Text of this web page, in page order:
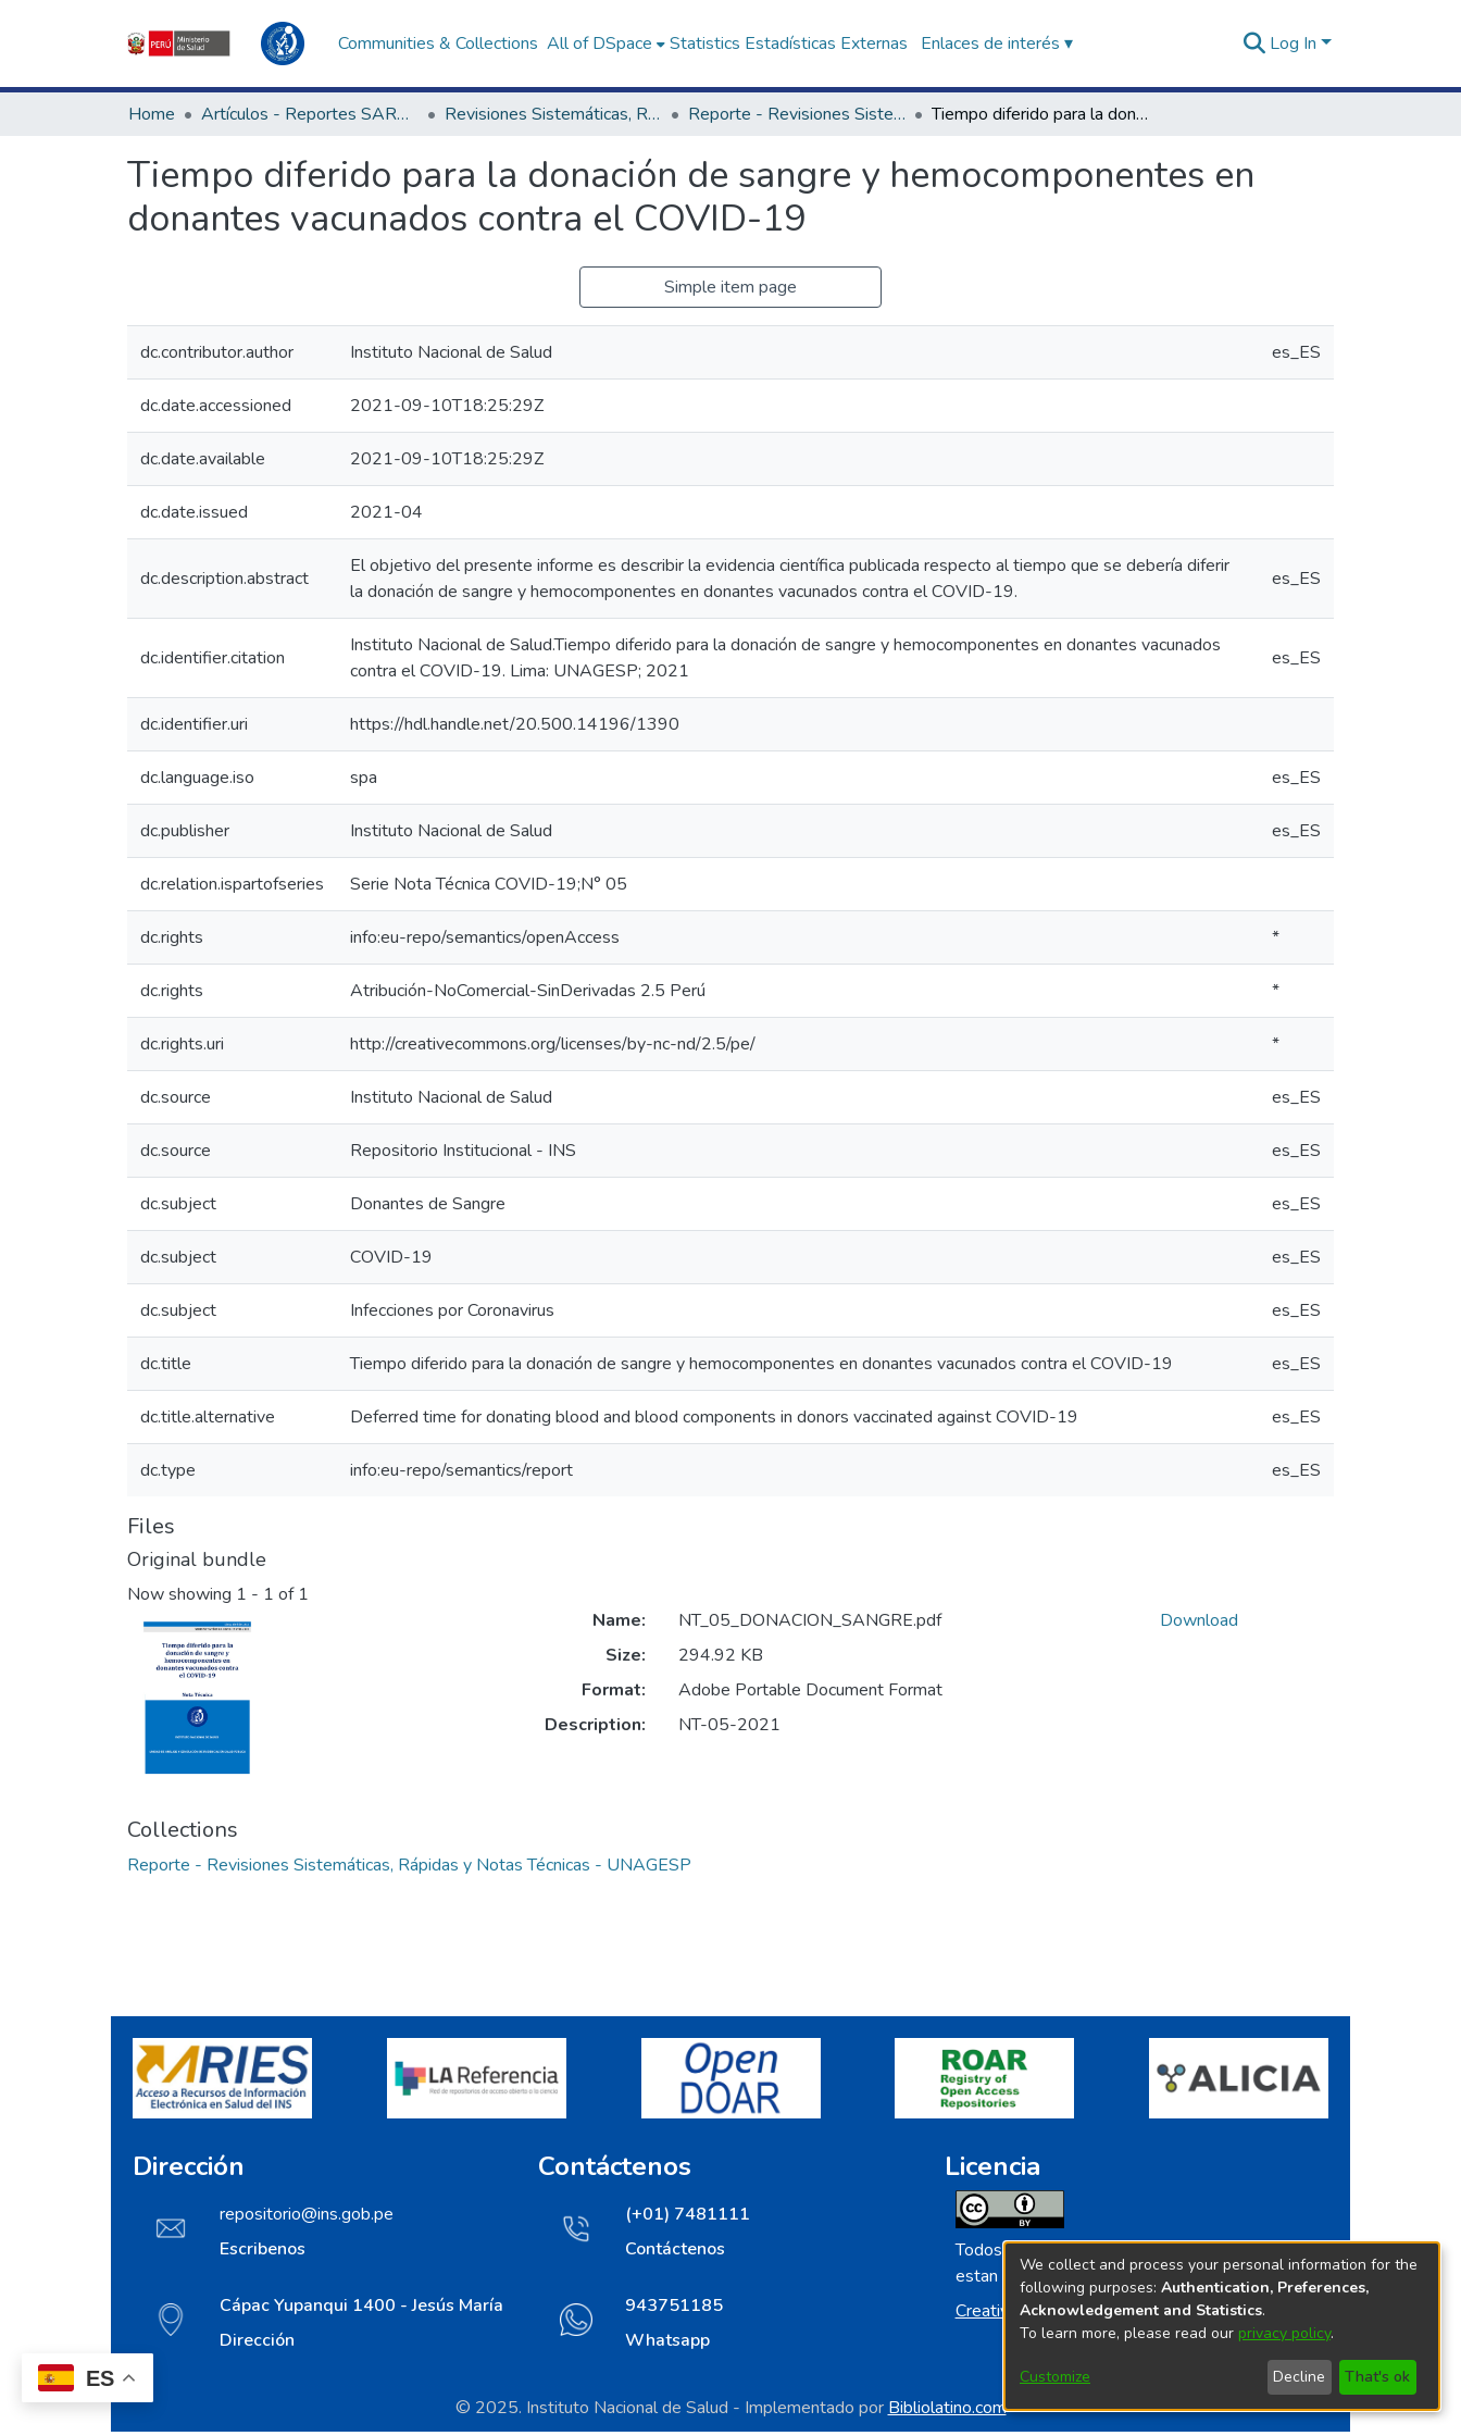
ES
Communities & Collections All of DSpace Statistics Estadísticas Externas Enlaces de interés ▾ Log In
Home Artículos - Reportes SARS-CoV-2 Revisiones Sistemáticas, Rápidas y Notas Técnicas - UNAGESP Reporte - Revisiones Sistemáticas, Rápidas y Notas Técnicas - UNAGESP Tiempo diferido para la donación de sangre y hemocomponentes en donantes vacunados contra el COVID-19
Tiempo diferido para la donación de sangre y hemocomponentes en
donantes vacunados contra el COVID-19
Simple item page
dc.contributor.author Instituto Nacional de Salud es_ES
dc.date.accessioned 2021-09-10T18:25:29Z
dc.date.available 2021-09-10T18:25:29Z
dc.date.issued 2021-04
dc.description.abstract
El objetivo del presente informe es describir la evidencia científica publicada respecto al tiempo que se debería diferir
la donación de sangre y hemocomponentes en donantes vacunados contra el COVID-19.
es_ES
dc.identifier.citation
Instituto Nacional de Salud.Tiempo diferido para la donación de sangre y hemocomponentes en donantes vacunados
contra el COVID-19. Lima: UNAGESP; 2021
es_ES
dc.identifier.uri https://hdl.handle.net/20.500.14196/1390
dc.language.iso spa es_ES
dc.publisher Instituto Nacional de Salud es_ES
dc.relation.ispartofseries Serie Nota Técnica COVID-19;N° 05
dc.rights info:eu-repo/semantics/openAccess *
dc.rights Atribución-NoComercial-SinDerivadas 2.5 Perú *
dc.rights.uri http://creativecommons.org/licenses/by-nc-nd/2.5/pe/ *
dc.source Instituto Nacional de Salud es_ES
dc.source Repositorio Institucional - INS es_ES
dc.subject Donantes de Sangre es_ES
dc.subject COVID-19 es_ES
dc.subject Infecciones por Coronavirus es_ES
dc.title Tiempo diferido para la donación de sangre y hemocomponentes en donantes vacunados contra el COVID-19 es_ES
dc.title.alternative Deferred time for donating blood and blood components in donors vaccinated against COVID-19 es_ES
dc.type info:eu-repo/semantics/report es_ES
Files
Original bundle
Now showing 1 - 1 of 1
Name:
NT_05_DONACION_SANGRE.pdf
Size:
294.92 KB
Format:
Adobe Portable Document Format
Description:
NT-05-2021
Download
Collections
Reporte - Revisiones Sistemáticas, Rápidas y Notas Técnicas - UNAGESP
Dirección
repositorio@ins.gob.pe
Escribenos
Cápac Yupanqui 1400 - Jesús María
Dirección
Contáctenos
(+01) 7481111
Contáctenos
943751185
Whatsapp
Licencia
Todos los contenidos de repositorio.ins.gob.pe
estan licenciados bajo
Creative Commoms License
© 2025. Instituto Nacional de Salud - Implementado por Bibliolatino.com
We collect and process your personal information for the
following purposes: Authentication, Preferences,
Acknowledgement and Statistics.
To learn more, please read our privacy policy.
Customize Decline That's ok